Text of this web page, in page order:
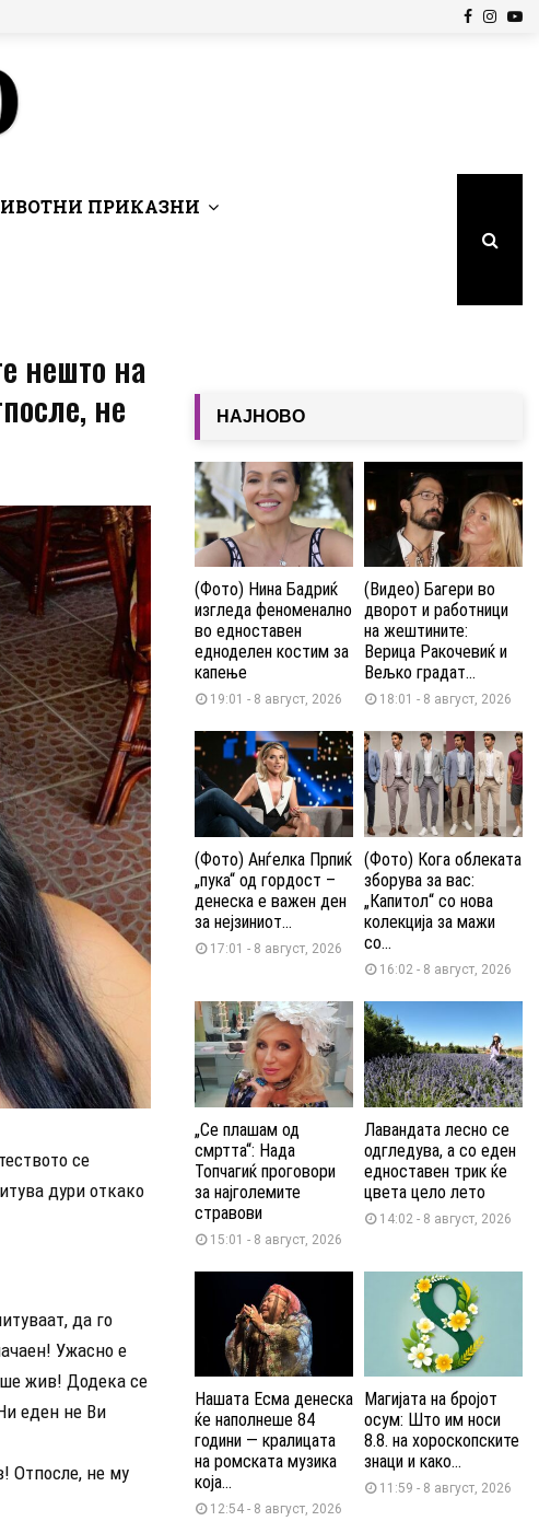
Facebook
ПРИКАЗНИ
нешто на
не
се
дури откако
да го
Ужасно е
жив! Додека се
еден не Ви
Отпосле, не му
НАЈНОВО
(Фото) Нина Бадриќ
изгледа феноменално
во едноставен
едноделен костим за
капење
19:01 - 8 август, 2026
(Видео) Багери во
дворот и работници
на жештините:
Верица Ракочевиќ и
Вељко градат...
18:01 - 8 август, 2026
(Фото) Анѓелка Прпиќ
„пука“ од гордост –
денеска е важен ден
за нејзиниот...
17:01 - 8 август, 2026
(Фото) Кога облеката
зборува за вас:
„Капитол“ со нова
колекција за мажи
со...
16:02 - 8 август, 2026
„Се плашам од
смртта“: Нада
Топчагиќ проговори
за најголемите
стравови
15:01 - 8 август, 2026
Лавандата лесно се
одгледува, а со еден
едноставен трик ќе
цвета цело лето
14:02 - 8 август, 2026
Нашата Есма денеска
ќе наполнеше 84
години — кралицата
на ромската музика
која...
12:54 - 8 август, 2026
Магијата на бројот
осум: Што им носи
8.8. на хороскопските
знаци и како...
11:59 - 8 август, 2026